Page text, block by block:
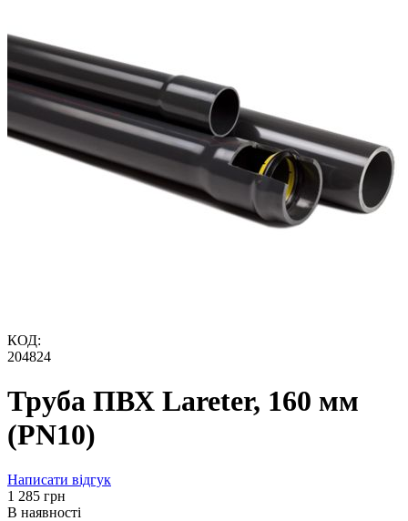
КОД:
204824
Труба ПВХ Lareter, 160 мм
(PN10)
Написати відгук
‍1 285‍ грн
В наявності